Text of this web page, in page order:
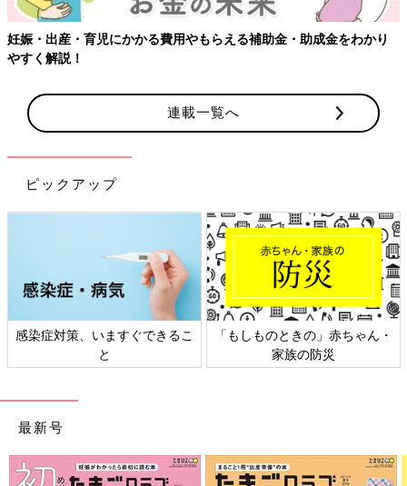
妊娠・出産・育児にかかる費用やもらえる補助金・助成金をわかり
やすく解説！
連載一覧へ
ピックアップ
感染症対策、いますぐできるこ
と
「もしものときの」赤ちゃん・
家族の防災
最新号